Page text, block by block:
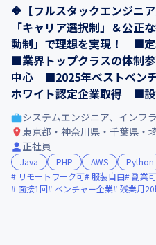
🔶【フルスタックエンジニ
「キャリア選択制」＆公正
動制」で理想を実現！ ■
■業界トップクラスの体制
中心 ■2025年ベストベン
ホワイト認定企業取得 ■設
システムエンジニア、インフ
東京都・神奈川県・千葉県・
正社員
Java PHP AWS Python
リモートワーク可 服装自由 副業可
面接1回
ベンチャー企業 残業月